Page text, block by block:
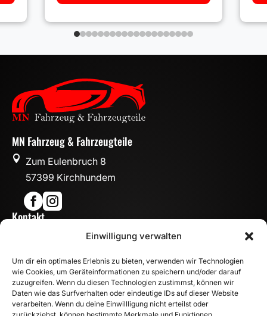
Einwilligung verwalten
Um dir ein optimales Erlebnis zu bieten, verwenden wir Technologien
wie Cookies, um Geräteinformationen zu speichern und/oder darauf
zuzugreifen. Wenn du diesen Technologien zustimmst, können wir
Daten wie das Surfverhalten oder eindeutige IDs auf dieser Website
verarbeiten. Wenn du deine Einwillligung nicht erteilst oder
MN Fahrzeug & Fahrzeugteile

Zum Eulenbruch 8
57399 Kirchhundem

Kontakt
info@mn-fahrzeugteile.de
 WhatsApp
Öffnungszeiten
 Mo - Fr: 8:00 – 17:00 Uhr